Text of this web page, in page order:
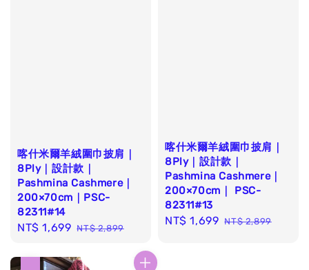
喀什米爾羊絨圍巾披肩｜
8Ply｜設計款｜
Pashmina Cashmere｜
200×70cm｜PSC-
82311#14
Sale
NT$ 1,699 Regular
NT$ 2,899
喀什米爾羊絨圍巾披肩｜
8Ply｜設計款｜
Pashmina Cashmere｜
200×70cm｜ PSC-
82311#13
Sale
NT$ 1,699 Regular
NT$ 2,899